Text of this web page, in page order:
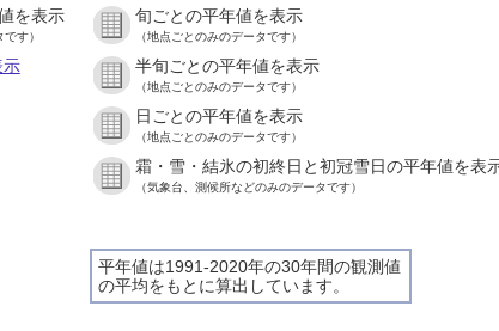
を表示
す）
旬ごとの平年値を表示
（地点ごとのみのデータです）
示 半旬ごとの平年値を表示
（地点ごとのみのデータです）
日ごとの平年値を表示
（地点ごとのみのデータです）
霜・雪・結氷の初終日と初冠雪日の平年値を表
（気象台、測候所などのみのデータです）
平年値は1991-2020年の30年間の観測値
の平均をもとに算出しています。